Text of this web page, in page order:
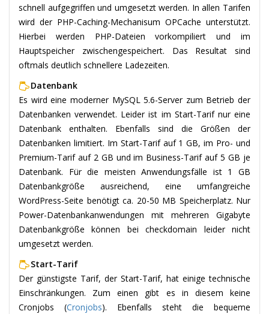
schnell aufgegriffen und umgesetzt werden. In allen Tarifen
wird der PHP-Caching-Mechanisum OPCache unterstützt.
Hierbei werden PHP-Dateien vorkompiliert und im
Hauptspeicher zwischengespeichert. Das Resultat sind
oftmals deutlich schnellere Ladezeiten.
Datenbank
Es wird eine moderner MySQL 5.6-Server zum Betrieb der
Datenbanken verwendet. Leider ist im Start-Tarif nur eine
Datenbank enthalten. Ebenfalls sind die Größen der
Datenbanken limitiert. Im Start-Tarif auf 1 GB, im Pro- und
Premium-Tarif auf 2 GB und im Business-Tarif auf 5 GB je
Datenbank. Für die meisten Anwendungsfälle ist 1 GB
Datenbankgröße ausreichend, eine umfangreiche
WordPress-Seite benötigt ca. 20-50 MB Speicherplatz. Nur
Power-Datenbankanwendungen mit mehreren Gigabyte
Datenbankgröße können bei checkdomain leider nicht
umgesetzt werden.
Start-Tarif
Der günstigste Tarif, der Start-Tarif, hat einige technische
Einschränkungen. Zum einen gibt es in diesem keine
Cronjobs (Cronjobs). Ebenfalls steht die bequeme